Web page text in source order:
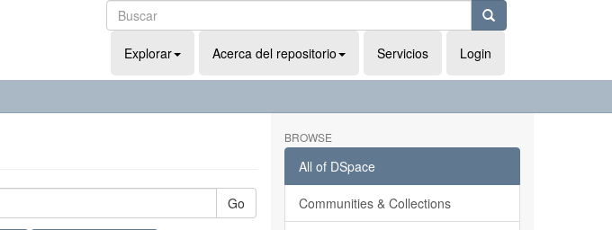
Explorar Acerca del repositorio Servicios Login
Go
BROWSE
All of DSpace
Communities & Collections